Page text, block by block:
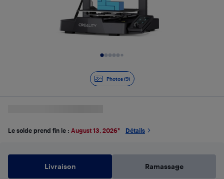
Photos (9)
Le solde prend fin le : August 13, 2026* Détails
Livraison Ramassage